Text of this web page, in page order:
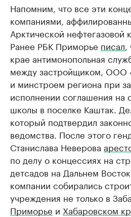
Напомним, что все эти
компаниями,
Арктической нефтегазовой
Ранее РБК Приморье писал
крае антимонопольная
между застройщиком, ООО
и минстроем региона при
исполнении соглашения на
школы в поселке Каштак.
который подтвердил
ведомства. После этого
Станислава Неверова
по делу о концессиях на
детсадов на Дальнем
компании собирались
учреждения не только в
Приморье и Хабаровском